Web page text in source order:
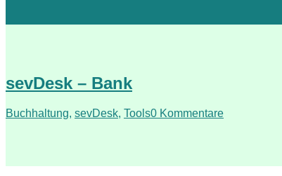
sevDesk – Bank
Buchhaltung, sevDesk, Tools0 Kommentare